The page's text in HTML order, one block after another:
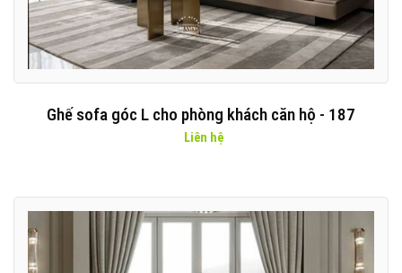
Ghế sofa góc L cho phòng khách căn hộ - 187
Liên hệ